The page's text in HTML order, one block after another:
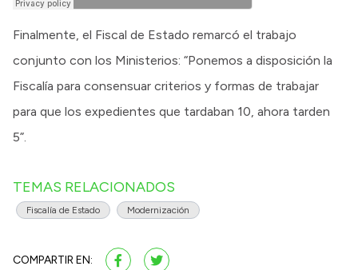
Finalmente, el Fiscal de Estado remarcó el trabajo
conjunto con los Ministerios: “Ponemos a disposición la
Fiscalía para consensuar criterios y formas de trabajar
para que los expedientes que tardaban 10, ahora tarden
5”.
TEMAS RELACIONADOS
Fiscalía de Estado Modernización
COMPARTIR EN: